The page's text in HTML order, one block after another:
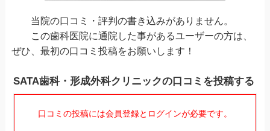
当院の口コミ・評判の書き込みがありません。
この歯科医院に通院した事があるユーザーの方は、
ぜひ、最初の口コミ投稿をお願いします！
SATA歯科・形成外科クリニックの口コミを投稿する
口コミの投稿には会員登録とログインが必要です。